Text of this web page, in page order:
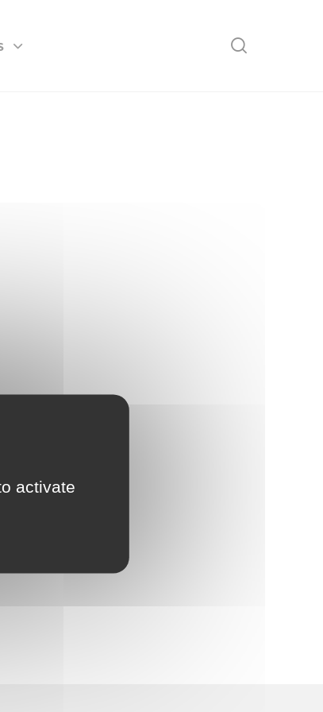
activate
Rechercher